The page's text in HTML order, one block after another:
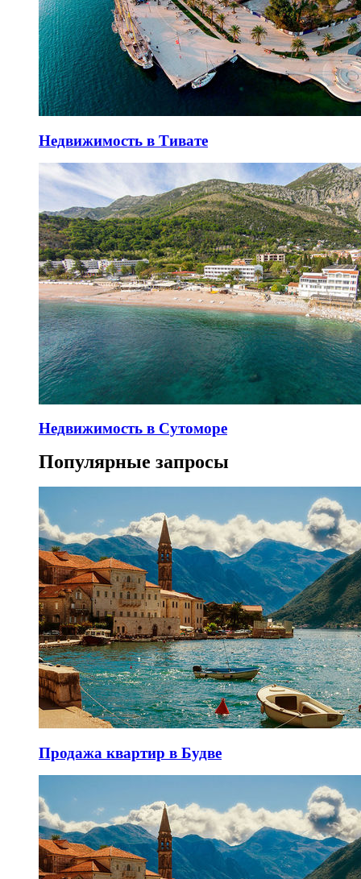
Недвижимость в Тивате
Недвижимость в Сутоморе
Популярные запросы
Продажа квартир в Будве